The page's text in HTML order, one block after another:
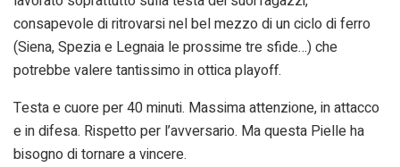
consapevole di ritrovarsi nel bel mezzo di un ciclo di ferro
(Siena, Spezia e Legnaia le prossime tre sfide…) che
potrebbe valere tantissimo in ottica playoff.
Testa e cuore per 40 minuti. Massima attenzione, in attacco
e in difesa. Rispetto per l’avversario. Ma questa Pielle ha
bisogno di tornare a vincere.